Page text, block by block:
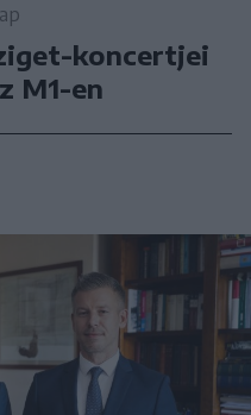
koncertjei
M1-en